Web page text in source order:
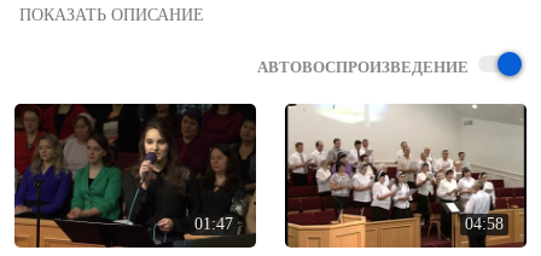
MP3 DEMO
Arranged and Produced by Viktor Dick
Tune: Unknown, Christian Hymn from Russia
Gesang - Heinrich Enns
Violin - Wilhelm Dick
Arranged by Heinrich Enns 1995
АВТОВОСПРОИЗВЕДЕНИЕ
01:47 04:58